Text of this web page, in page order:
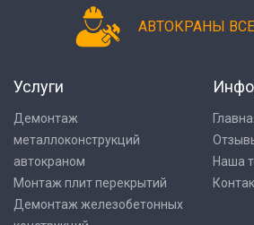
АВТОКРАНЫ
Услуги
Демонтаж
металлоконструкций
автокраном
Монтаж плит перекрытий
Демонтаж железобетонных
Наша